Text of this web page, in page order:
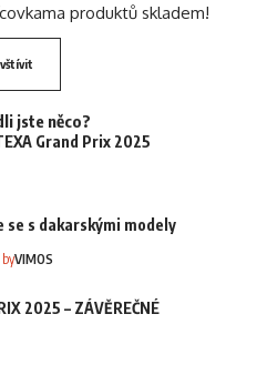
produktů skladem!
jste něco?
Grand Prix 2025
se s dakarskými modely
byVIMOS
2025 – ZÁVĚREČNÉ